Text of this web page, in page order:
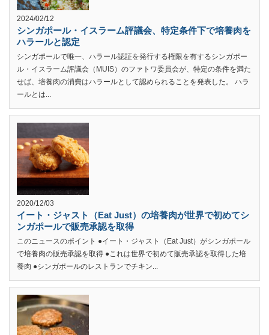
2024/02/12
シンガポール・イスラーム評議会、特定条件下で培養肉を
ハラールと認定
シンガポールで唯一、ハラール認証を発行する権限を有するシンガポー
ル・イスラーム評議会（MUIS）のファトワ委員会が、特定の条件を満た
せば、培養肉の消費はハラールとして認められることを発表した。 ハラ
ールとは...
2020/12/03
イート・ジャスト（Eat Just）の培養肉が世界で初めてシ
ンガポールで販売承認を取得
このニュースのポイント ●イート・ジャスト（Eat Just）がシンガポール
で培養肉の販売承認を取得 ●これは世界で初めて販売承認を取得した培
養肉 ●シンガポールのレストランでチキン...